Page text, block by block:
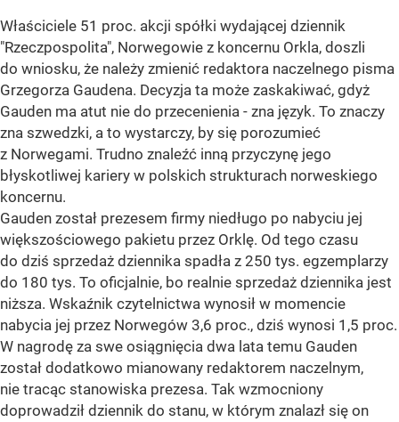
Właściciele 51 proc. akcji spółki wydającej dziennik
"Rzeczpospolita", Norwegowie z koncernu Orkla, doszli
do wniosku, że należy zmienić redaktora naczelnego pisma
Grzegorza Gaudena. Decyzja ta może zaskakiwać, gdyż
Gauden ma atut nie do przecenienia - zna język. To znaczy
zna szwedzki, a to wystarczy, by się porozumieć
z Norwegami. Trudno znaleźć inną przyczynę jego
błyskotliwej kariery w polskich strukturach norweskiego
koncernu.
Gauden został prezesem firmy niedługo po nabyciu jej
większościowego pakietu przez Orklę. Od tego czasu
do dziś sprzedaż dziennika spadła z 250 tys. egzemplarzy
do 180 tys. To oficjalnie, bo realnie sprzedaż dziennika jest
niższa. Wskaźnik czytelnictwa wynosił w momencie
nabycia jej przez Norwegów 3,6 proc., dziś wynosi 1,5 proc.
W nagrodę za swe osiągnięcia dwa lata temu Gauden
został dodatkowo mianowany redaktorem naczelnym,
nie tracąc stanowiska prezesa. Tak wzmocniony
doprowadził dziennik do stanu, w którym znalazł się on